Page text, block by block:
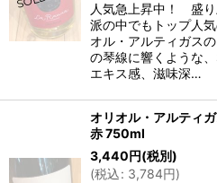
人気急上昇中！ 盛
派の中でもトップ人
オル・アルティガス
の琴線に響くような
エキス感、滋味深…
オリオル・アルテ
赤 750ml
3,440円(税別)
(税込: 3,784円)